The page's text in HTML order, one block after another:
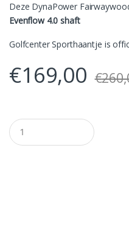
Deze DynaPower
Evenflow 4.0 shaft
Golfcenter Sporthaantje is
€169,00 €
A
a